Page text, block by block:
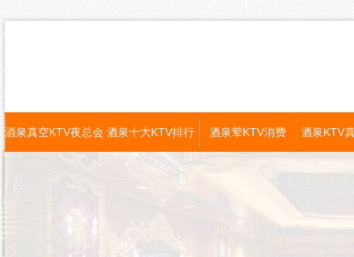
酒泉真空KTV夜总会 酒泉十大KTV排行 酒泉荤KTV消费 酒泉KTV